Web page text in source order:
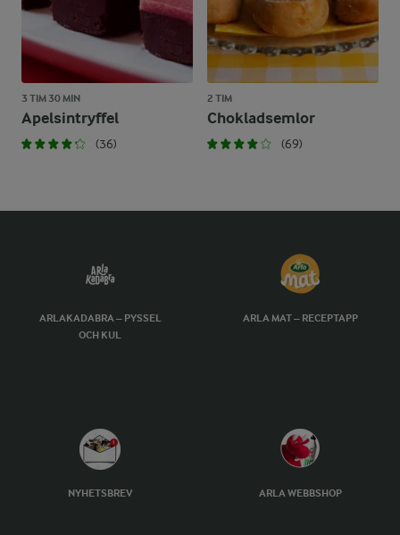
3 TIM 30 MIN
Apelsintryffel
(36)
2 TIM
Chokladsemlor
(69)
ARLAKADABRA – PYSSEL
OCH KUL
ARLA MAT – RECEPTAPP
NYHETSBREV ARLA WEBBSHOP